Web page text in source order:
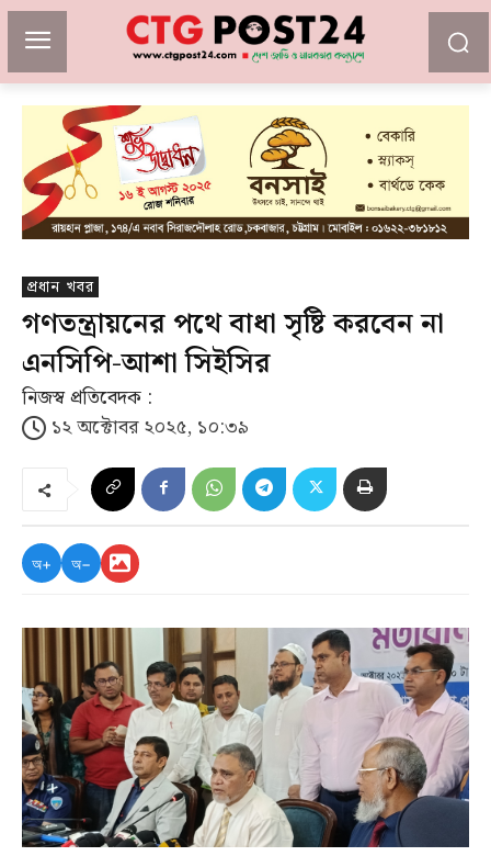
প্রধান খবর
গণতন্ত্রায়নের পথে বাধা সৃষ্টি করবেন না
এনসিপি-আশা সিইসির
নিজস্ব প্রতিবেদক :
১২ অক্টোবর ২০২৫, ১০:৩৯
অ+ অ−